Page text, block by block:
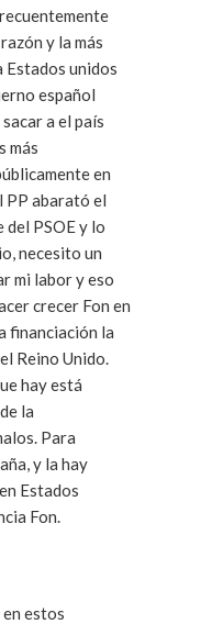
y la más
Estados unidos
español
a el país
más
en
PP abarató el
del PSOE y lo
necesito un
mi labor y eso
crecer Fon en
financiación la
Reino Unido.
hay está
la
Para
y la hay
Estados
Fon.
estos